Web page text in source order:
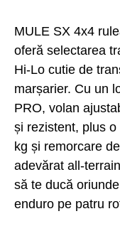
MULE SX 4x4
oferă selectarea
Hi-Lo cutie de
marșarier. Cu un
PRO, volan
și rezistent, plus
kg și remorcare
adevărat all-
să te ducă
enduro pe patru